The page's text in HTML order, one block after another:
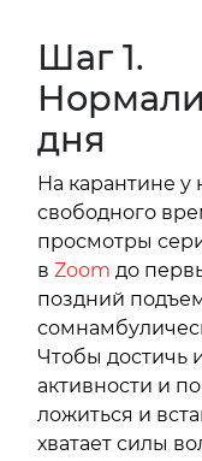
Шаг 1.
дня
На карантине у
свободного
просмотры
в Zoom до
поздний
Чтобы достичь
активности и
ложиться и
хватает силы